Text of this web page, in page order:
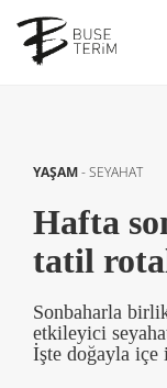
YAŞAM-SEYAHAT
Hafta
tatil
Sonbaharla
etkileyici
İşte doğayla içe